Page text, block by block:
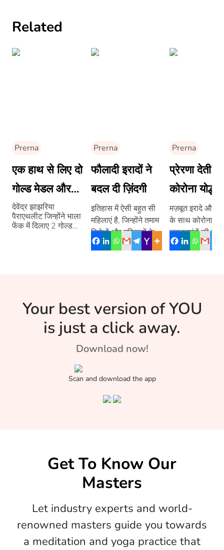
Related
Prerna
एक हाथ से लिए दो
गोल्ड मेडल और
बनें पद्म श्री पाने
वाले पहले पैरा-
देवेंद्र झाझरिया
पैराएथलीट जिन्होंने भाला
फेंक में दिलाए 2 गोल्ड
Prerna
फौलादी इरादों ने
बदल दी ज़िंदगी
इतिहास में ऐसी बहुत सी
महिलाएं है, जिन्होंने तमाम
विरोधों और मुश्किलों के
बावजूद अपने फौलादी
Prerna
प्रेरणा देती है
कोरोना
की कहानी
मज़बूत इरादे और
के साथ कोरोना
ज़रूरतमंदों की
योद्धाओं के बारे में
Your best version of YOU
is just a click away.
Download now!
Scan and download the app
Get To Know Our
Masters
Let industry experts and world-
renowned masters guide you towards
a meditation and yoga practice that